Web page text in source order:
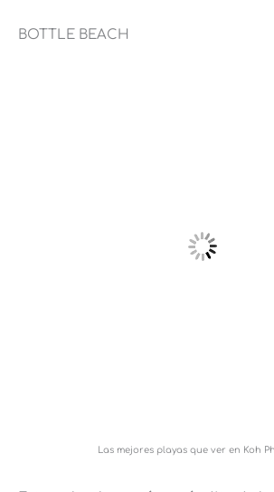
BOTTLE BEACH
Las mejores playas que ver en Koh